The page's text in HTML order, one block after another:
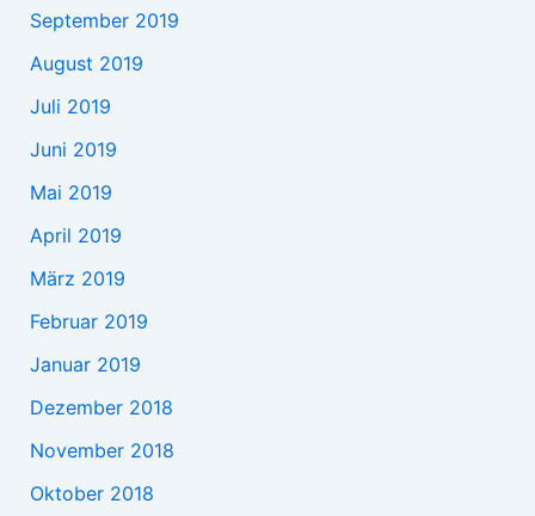
September 2019
August 2019
Juli 2019
Juni 2019
Mai 2019
April 2019
März 2019
Februar 2019
Januar 2019
Dezember 2018
November 2018
Oktober 2018